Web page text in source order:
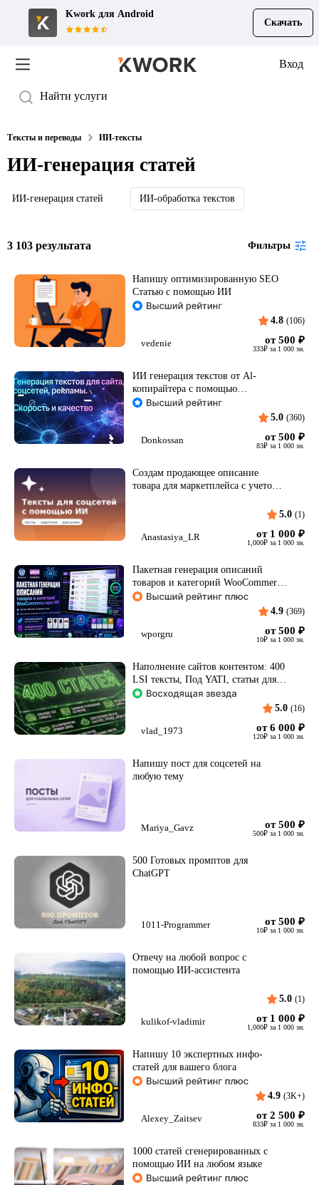
Kwork для Android
Скачать
Вход
Тексты и переводы ИИ-тексты
ИИ-генерация статей
ИИ-генерация статей ИИ-обработка текстов
3 103 результата Фильтры
Напишу оптимизированную SEO
Статью с помощью ИИ
4.8 (106)
vedenie от 500 ₽
333₽ за 1 000 зн.
ИИ генерация текстов от Al-
копирайтера с помощью
нейросетей
5.0 (360)
Donkossan от 500 ₽
83₽ за 1 000 зн.
Создам продающее описание
товара для маркетплейса с учетом
5.0 (1)
Anastasiya_LR от 1 000 ₽
1,000₽ за 1 000 зн.
Пакетная генерация описаний
товаров и категорий WooCommerce
через ИИ
4.9 (369)
wporgru от 500 ₽
10₽ за 1 000 зн.
Наполнение сайтов контентом: 400
LSI тексты, Под YATI, статьи для
PBN
5.0 (16)
vlad_1973 от 6 000 ₽
120₽ за 1 000 зн.
Напишу пост для соцсетей на
любую тему
Mariya_Gavz от 500 ₽
500₽ за 1 000 зн.
500 Готовых промптов для
ChatGPT
1011-Programmer от 500 ₽
10₽ за 1 000 зн.
Отвечу на любой вопрос с
помощью ИИ-ассистента
5.0 (1)
kulikof-vladimir от 1 000 ₽
1,000₽ за 1 000 зн.
Напишу 10 экспертных инфо-
статей для вашего блога
4.9 (3K+)
Alexey_Zaitsev от 2 500 ₽
833₽ за 1 000 зн.
1000 статей сгенерированных с
помощью ИИ на любом языке